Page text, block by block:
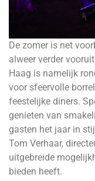
De zomer is net
alweer verder
Haag is namelijk
voor sfeervolle
feestelijke diners.
genieten van
gasten het jaar in
Tom Verhaar,
uitgebreide
bieden heeft.